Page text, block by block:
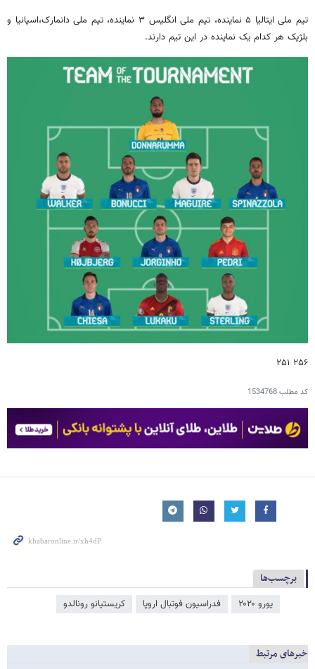
تیم ملی ایتالیا ۵ نماینده، تیم ملی انگلیس ۳ نماینده، تیم ملی دانمارک،‌اسپانیا و
بلژیک هر کدام یک نماینده در این تیم دارند.
۲۵۶ ۲۵۱
کد مطلب1534768
برچسب‌ها
یورو ۲۰۲۰ فدراسیون فوتبال اروپا کریستیانو رونالدو
خبرهای مرتبط